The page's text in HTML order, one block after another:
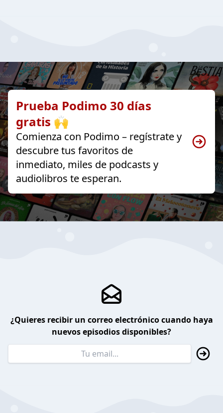
Prueba Podimo 30 días
gratis 🙌
Comienza con Podimo – regístrate y
descubre tus favoritos de
inmediato, miles de podcasts y
audiolibros te esperan.
¿Quieres recibir un correo electrónico cuando haya
nuevos episodios disponibles?